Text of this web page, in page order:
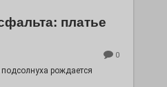
платье
0
рождается